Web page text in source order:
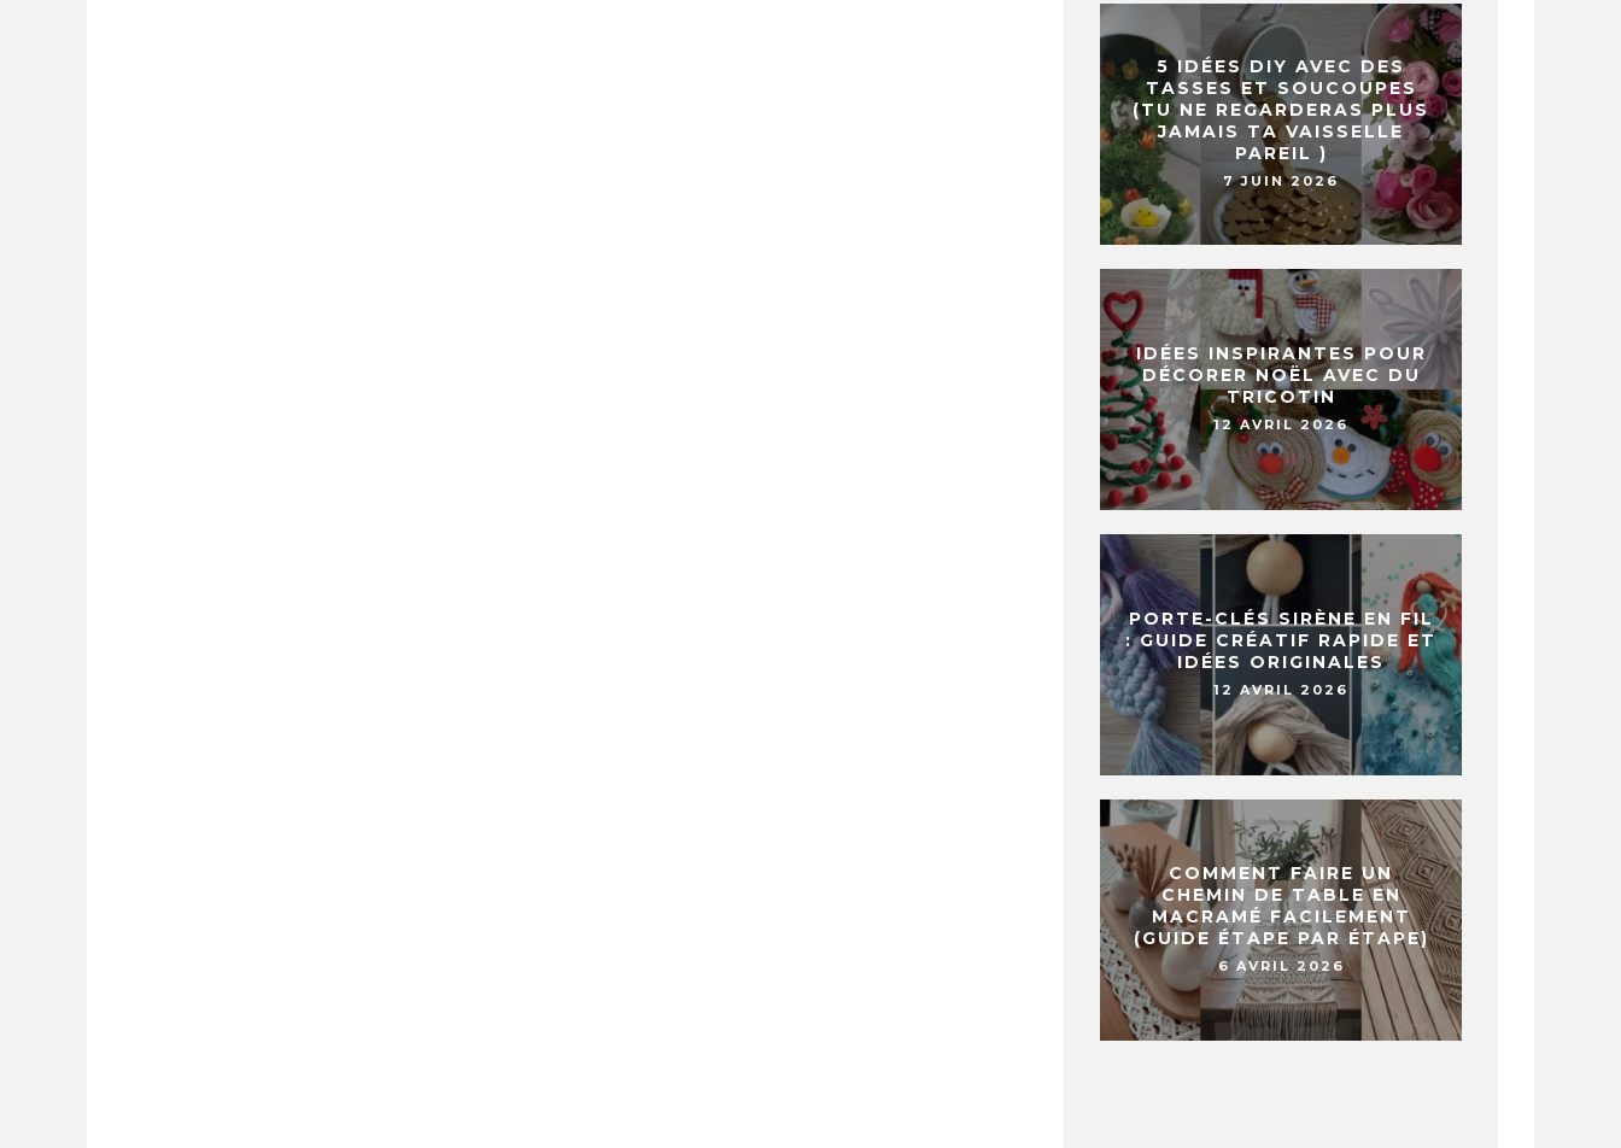
5 IDÉES DIY AVEC DES
TASSES ET SOUCOUPES
(TU NE REGARDERAS PLUS
JAMAIS TA VAISSELLE
PAREIL )
7 JUIN 2026
IDÉES INSPIRANTES POUR
DÉCORER NOËL AVEC DU
TRICOTIN
12 AVRIL 2026
PORTE-CLÉS SIRÈNE EN FIL
: GUIDE CRÉATIF RAPIDE ET
IDÉES ORIGINALES
12 AVRIL 2026
COMMENT FAIRE UN
CHEMIN DE TABLE EN
MACRAMÉ FACILEMENT
(GUIDE ÉTAPE PAR ÉTAPE)
6 AVRIL 2026